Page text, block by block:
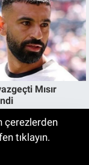
çerezlerden
tıklayın.
puanları
okul